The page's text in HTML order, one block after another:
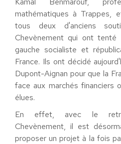
mathématiques à Trappes,
tous deux d'anciens
Chevènement qui ont
gauche socialiste et
France. Ils ont décidé
Dupont-Aignan pour que la
face aux marchés financiers
élues.
En effet, avec le
Chevènement, il est
proposer un projet à la fois